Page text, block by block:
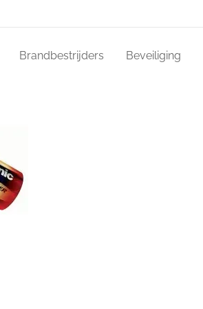
Brandbestrijders Beveiliging